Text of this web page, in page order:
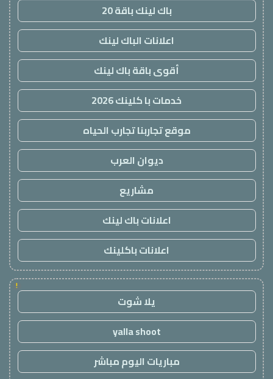
باك لينك باقة 20
اعلانات الباك لينك
أقوى باقة باك لينك
خدمات با كلينك 2026
موقع تجاربنا تجارب الحياه
ديوان العرب
مشاريع
اعلانات باك لينك
اعلانات باكلينك
!
يلا شوت
yalla shoot
مباريات اليوم مباشر